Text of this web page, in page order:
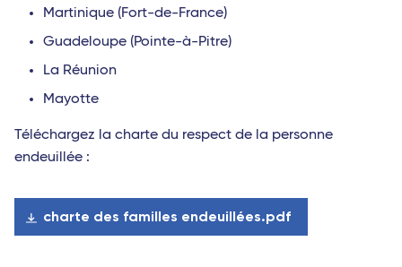
Martinique (Fort-de-France)
Guadeloupe (Pointe-à-Pitre)
La Réunion
Mayotte
Téléchargez la charte du respect de la personne
endeuillée :
charte des familles endeuillées.pdf